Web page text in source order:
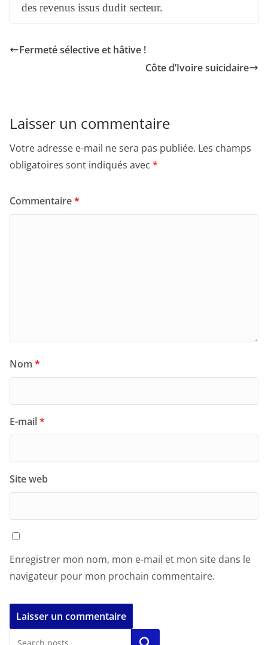
des revenus issus dudit secteur.
Fermeté sélective et hâtive !
Côte d’Ivoire suicidaire
Laisser un commentaire
Votre adresse e-mail ne sera pas publiée. Les champs
obligatoires sont indiqués avec *
Commentaire*
Nom *
E-mail*
Site web
Enregistrer mon nom, mon e-mail et mon site dans le
navigateur pour mon prochain commentaire.